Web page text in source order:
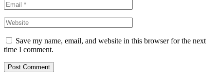
Save my name, email, and website in this browser for the next
time I comment.